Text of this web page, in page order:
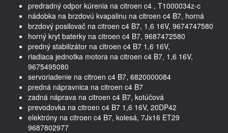
predradný odpor kúrenia na citroen c4 , T1000034z-c
nádobka na brzdovú kvapalinu na citroen c4 B7, horná
brzdový posilovač na citroen c4 B7, 1,6 16V, 9674747580
horný kryt baterky na citroen c4 B7, 9687472580
predný stabilizátor na citroen c4 B7 1,6 16V,
riadiaca jednotka motora na citroen c4 B7, 1,6 16V,
9675495080
servoriadenie na citroen c4 B7, 6820000084
predná nápravnica na citroen c4 B7
zadná náprava na citroen c4 B7, kotúčová
prevodovka na citroen c4 B7 1,6 16V, 20DP42
elektróny na citroen c4 B7, kolesá, 7Jx16 ET29
9687802977